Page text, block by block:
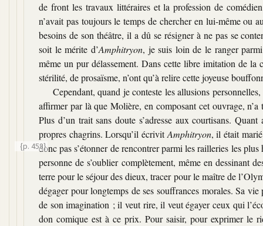
de front les travaux littéraires et la profession de
n’avait pas toujours le temps de chercher en lui-même ou
besoins de son théâtre, il a dû se résigner à ne pas se
soit le mérite d’Amphitryon, je suis loin de le ranger
même un pur délassement. Dans cette libre imitation de
stérilité, de prosaïsme, n’ont qu’à relire cette joyeuse
Cependant, quand je conteste les allusions
affirmer par là que Molière, en composant cet ouvrage,
Plus d’un trait sans doute s’adresse aux courtisans.
propres chagrins. Lorsqu’il écrivitAmphitryon, il était
donc pas s’étonner de rencontrer parmi les railleries les
{p. 458}
plus
personne de s’oublier complètement, même en dessinant
terre pour le séjour des dieux, tracer pour le maître de
dégager pour longtemps de ses souffrances morales. Sa
de son imagination ; il veut rire, il veut égayer ceux qui
don comique est à ce prix. Pour saisir, pour exprimer le